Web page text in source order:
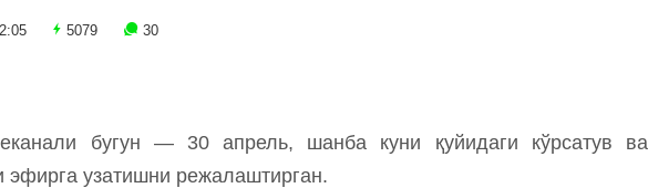
5079 30
бугун — 30 апрель, шанба куни қуйидаги кўрсатув ва
эфирга узатишни режалаштирган.